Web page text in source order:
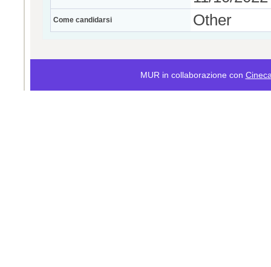
Come candidarsi Other
MUR in collaborazione con